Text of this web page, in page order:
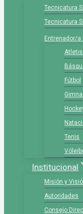
Tecnicatura
Tecnicatura
Entrenador/a
Fútbol
Tenis
Institucional
Misión y
Autoridades
Consejo